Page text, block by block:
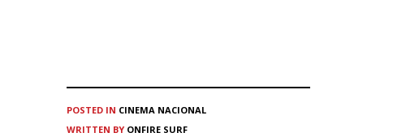
POSTED IN CINEMA NACIONAL
WRITTEN BY ONFIRE SURF